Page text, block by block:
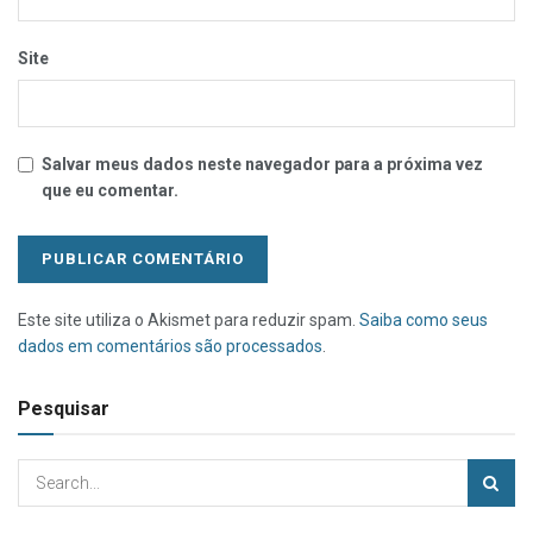
Site
Salvar meus dados neste navegador para a próxima vez
que eu comentar.
Este site utiliza o Akismet para reduzir spam. Saiba como seus
dados em comentários são processados
Pesquisar